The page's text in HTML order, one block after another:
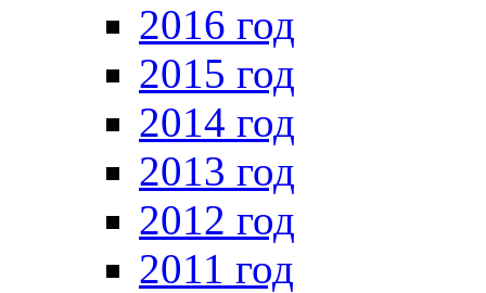
2016 год
2015 год
2014 год
2013 год
2012 год
2011 год